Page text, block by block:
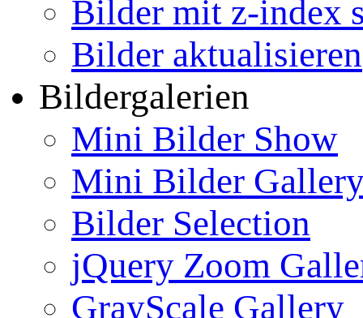
Bilder mit z-index
Bilder aktualisieren
Bildergalerien
Mini Bilder Show
Mini Bilder
Bilder Selection
jQuery Zoom
GrayScale Gallery